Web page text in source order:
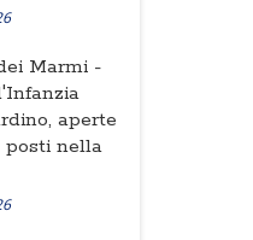
Marmi -
aperte
posti nella